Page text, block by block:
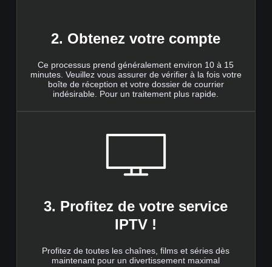
2. Obtenez votre compte
Ce processus prend généralement environ 10 à 15
minutes. Veuillez vous assurer de vérifier à la fois votre
boîte de réception et votre dossier de courrier
indésirable. Pour un traitement plus rapide.
3. Profitez de votre service
IPTV !
Profitez de toutes les chaînes, films et séries dès
maintenant pour un divertissement maximal